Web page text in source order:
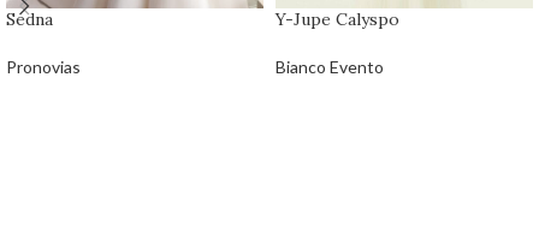
Sedna
Pronovias
Y-Jupe Calyspo
Bianco Evento